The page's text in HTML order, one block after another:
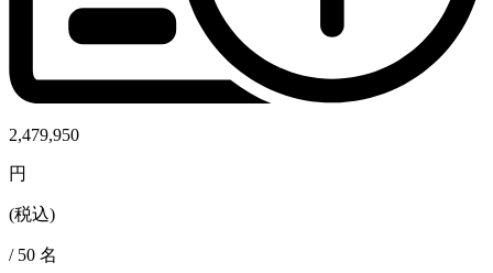
2,479,950
円
(税込)
/ 50 名